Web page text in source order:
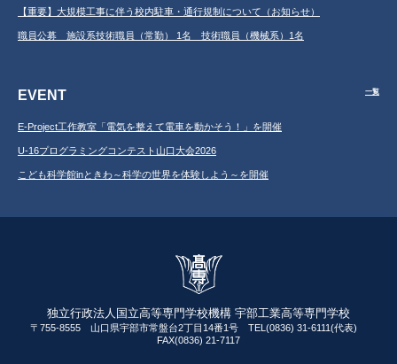
【重要】大規模工事に伴う校内駐車・通行規制について（お知らせ）
職員公募 施設系技術職員（常勤） 1名 技術職員（機械系）1名
EVENT 一覧
E-Project工作教室「電気を整えて電車を動かそう！」を開催
U-16プログラミングコンテスト山口大会2026
こども科学館inときわ～科学の世界を体験しよう～を開催
独立行政法人国立高等専門学校機構 宇部工業高等専門学校
〒755-8555 山口県宇部市常盤台2丁目14番1号 TEL(0836) 31-6111(代表)
FAX(0836) 21-7117